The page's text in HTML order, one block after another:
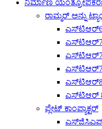
ನಿರ್ಮಾಣ
ರಾಮ್ಮರ್ ಅನ್ನು
ಎಸ್‌ಟಿಆರ್
ಪ್ಲೇಟ್ ಕಾಂಪ್ಯಾಕ್ಟರ್
ಎಸ್‌ಜಿಸಿಎಫ್